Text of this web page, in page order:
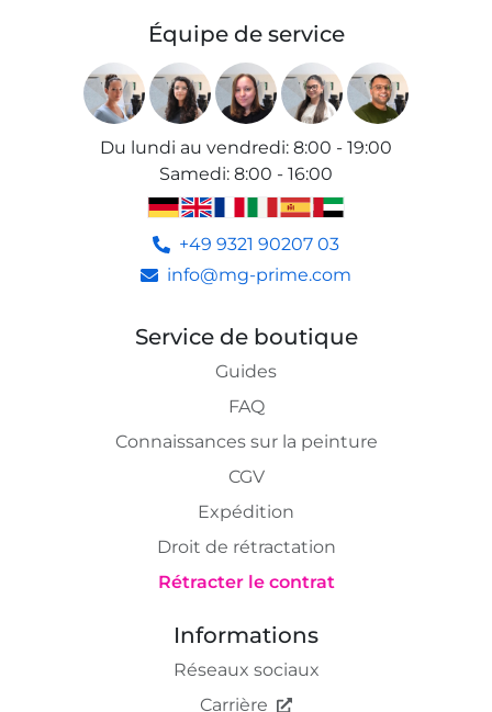
Équipe de service
Du lundi au vendredi: 8:00 - 19:00
Samedi: 8:00 - 16:00
+49 9321 90207 03
info@mg-prime.com
Service de boutique
Guides
FAQ
Connaissances sur la peinture
CGV
Expédition
Droit de rétractation
Rétracter le contrat
Informations
Réseaux sociaux
Carrière